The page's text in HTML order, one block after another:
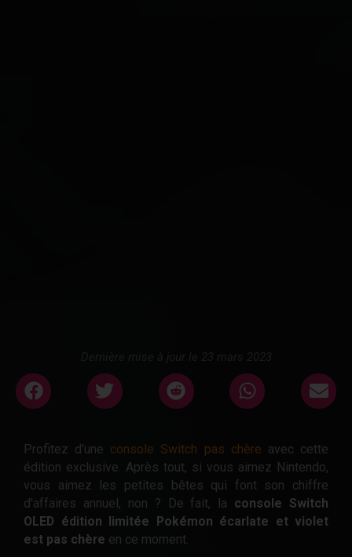
Profitez d'une console Switch pas chère avec cette
édition exclusive. Après tout, si vous aimez Nintendo,
vous aimez les petites bêtes qui font son chiffre
d'affaires annuel, non ? De fait, la console Switch
OLED édition limitée Pokémon écarlate et violet
est pas chère en ce moment.